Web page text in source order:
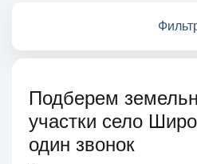
Подберем
участки село
один звонок